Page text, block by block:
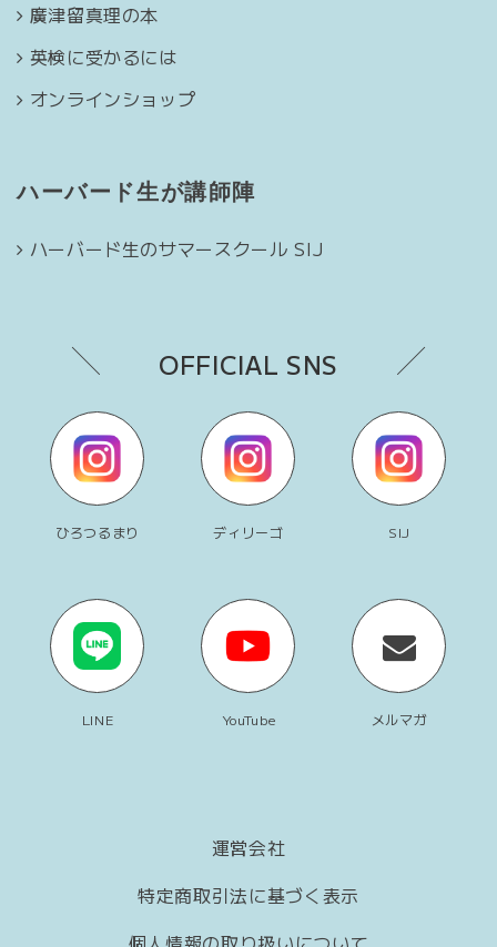
廣津留真理の本
英検に受かるには
オンラインショップ
ハーバード生が講師陣
ハーバード生のサマースクール SIJ
OFFICIAL SNS
ひろつるまり ディリーゴ SIJ
LINE YouTube メルマガ
運営会社
特定商取引法に基づく表示